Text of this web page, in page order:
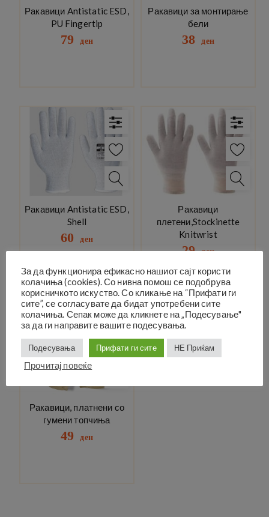
Ракавици Antistatic ESD,
PU Fingertip
79 ден
Ракавици за монтирање
бели
38 ден
Ракавици Antistatic ESD,
Shell
60 ден
Ракавици
плетени,Stockinette
Knitwrist
29 ден
Ракавици, платнени со
гумени топчиња
49 ден
За да функционира ефикасно нашиот сајт користи
колачиња (cookies). Со нивна помош се подобрува
корисничкото искуство. Со кликање на “Прифати ги
сите”, се согласувате да бидат употребени сите
колачиња. Сепак може да кликнете на „Подесување"
за да ги направите вашите подесувања.
Подесувања Прифати ги сите НЕ Приќам
Прочитај повеќе